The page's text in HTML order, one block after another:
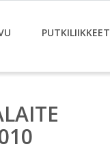
PUTKILIIKKEET